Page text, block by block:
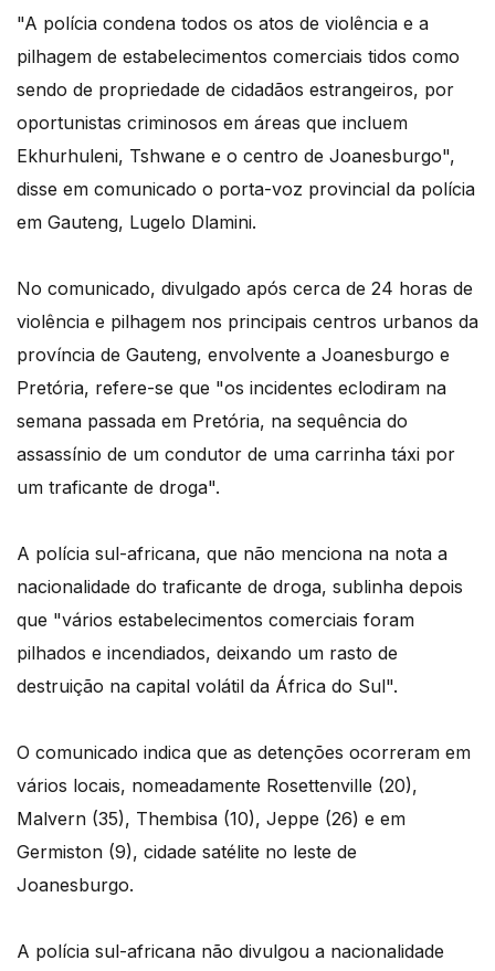
"A polícia condena todos os atos de violência e a
pilhagem de estabelecimentos comerciais tidos como
sendo de propriedade de cidadãos estrangeiros, por
oportunistas criminosos em áreas que incluem
Ekhurhuleni, Tshwane e o centro de Joanesburgo",
disse em comunicado o porta-voz provincial da polícia
em Gauteng, Lugelo Dlamini.
No comunicado, divulgado após cerca de 24 horas de
violência e pilhagem nos principais centros urbanos da
província de Gauteng, envolvente a Joanesburgo e
Pretória, refere-se que "os incidentes eclodiram na
semana passada em Pretória, na sequência do
assassínio de um condutor de uma carrinha táxi por
um traficante de droga".
A polícia sul-africana, que não menciona na nota a
nacionalidade do traficante de droga, sublinha depois
que "vários estabelecimentos comerciais foram
pilhados e incendiados, deixando um rasto de
destruição na capital volátil da África do Sul".
O comunicado indica que as detenções ocorreram em
vários locais, nomeadamente Rosettenville (20),
Malvern (35), Thembisa (10), Jeppe (26) e em
Germiston (9), cidade satélite no leste de
Joanesburgo.
A polícia sul-africana não divulgou a nacionalidade